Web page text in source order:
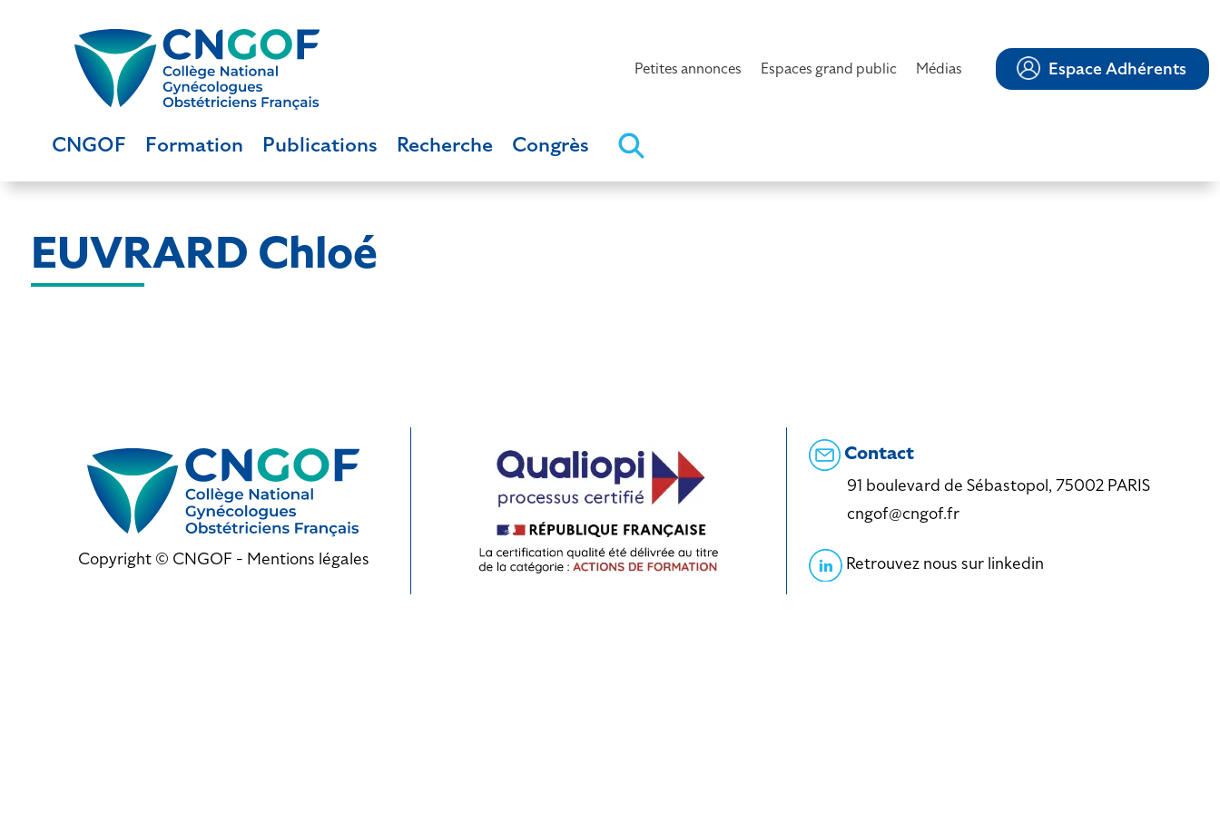
Petites annonces Espaces grand public Médias Espace Adhérents
CNGOF Formation Publications Recherche Congrès
EUVRARD Chloé
Copyright © CNGOF - Mentions légales
Contact
91 boulevard de Sébastopol, 75002 PARIS
cngof@cngof.fr
Retrouvez nous sur linkedin